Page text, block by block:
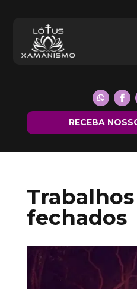
RECEBA
Trabalhos
fechados